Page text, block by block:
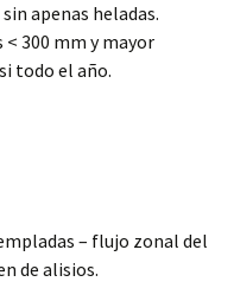
apenas heladas.
< 300 mm y mayor
todo el año.
– flujo zonal del
de alisios.